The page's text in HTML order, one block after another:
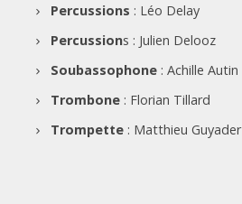
Percussions : Léo Delay
Percussions : Julien Delooz
Soubassophone: Achille Autin
Trombone: Florian Tillard
Trompette: Matthieu Guyader